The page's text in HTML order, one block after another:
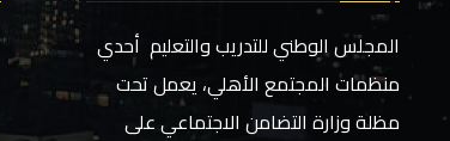
المجلس الوطني للتدريب والتعليم أحدي
منظمات المجتمع الأهلي، يعمل تحت
مظلة وزارة التضامن الاجتماعي على